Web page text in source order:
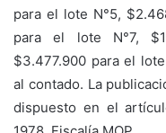
para el lote N°5,
para el lote N°7,
$3.477.900 para el
al contado. La
dispuesto en el